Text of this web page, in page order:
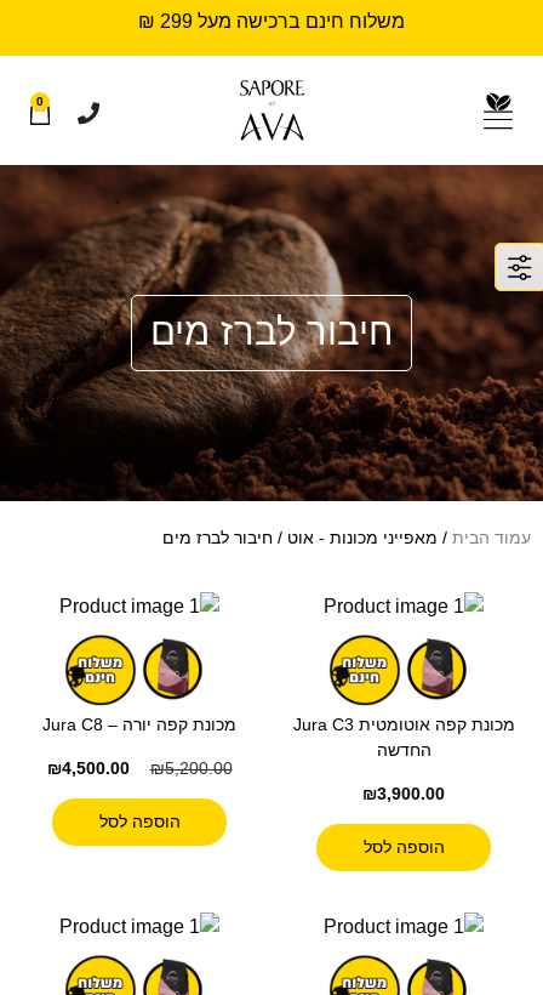
משלוח חינם ברכישה מעל 299 ₪
0
חיבור לברז מים
עמוד הבית / מאפייני מכונות - אוט / חיבור לברז מים
מכונת קפה אוטומטית Jura C3
החדשה
₪3,900.00
הוספה לסל
מכונת קפה יורה – Jura C8
₪5,200.00
₪4,500.00
הוספה לסל